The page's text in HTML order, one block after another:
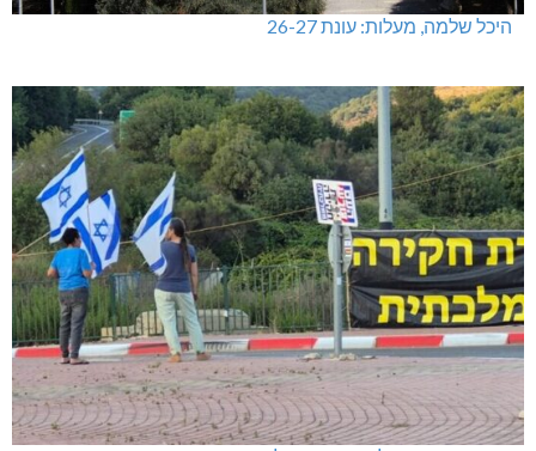
מכבי מעלות: 13 מדליות באליפות ישראל